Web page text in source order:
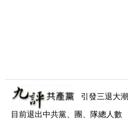
引發三退大潮
目前退出中共黨、團、隊總人數